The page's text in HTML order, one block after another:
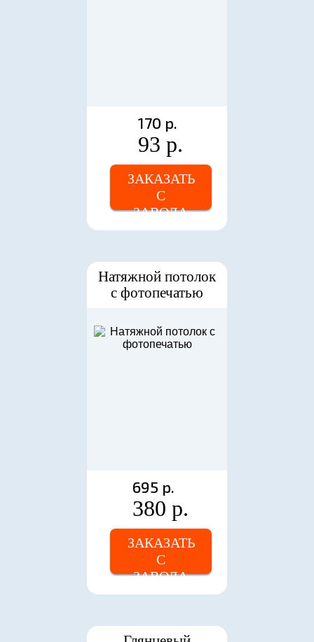
170 р.
93 р.
ЗАКАЗАТЬ
С
ЗАВОДА
Натяжной потолок
с фотопечатью
695 р.
380 р.
ЗАКАЗАТЬ
С
ЗАВОДА